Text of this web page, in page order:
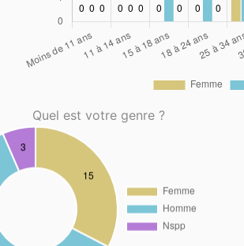
Quel est votre genre ?